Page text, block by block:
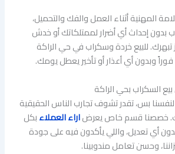
المهنية أثناء العمل والفك والتحميل،
إحداث أي أضرار لممتلكاتك أو خدش
تبهرك. للبيع خردة وسكراب في حي الراكة
وبدون أي أعذار أو تأخير يعطل يومك.
السكراب بحي الراكة
لنفسنا بس، تقدر تشوف تجارب الناس الحقيقية
خصصنا قسم خاص يعرضاراء العملاءبكل
أي تعديل، واللي يأكدون فيه على جودة
وحسن تعامل مندوبينا.